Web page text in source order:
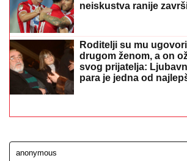
Potvrđen jedan od Partizanovih
pripremama! Dobro poznato ime stiže
KRENUO DA TRAŽI
SE PROLOMILI JAUCI
(28) upao u MULJ